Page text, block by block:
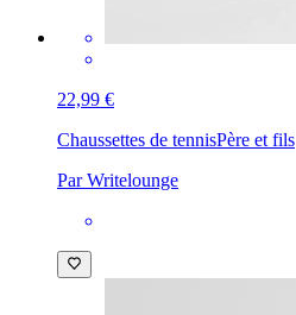
22,99 €
Chaussettes de tennisPère et fils
Par Writelounge